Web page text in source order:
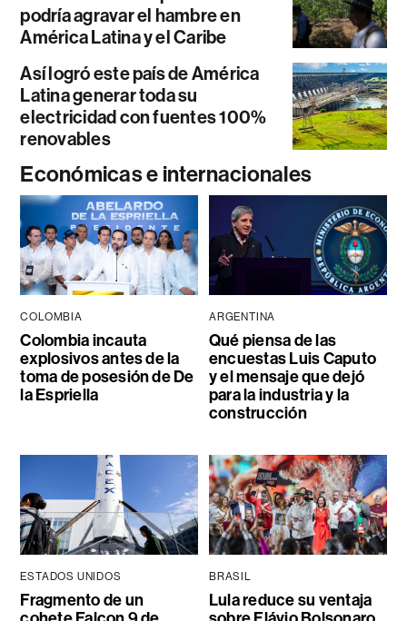
podría agravar el hambre en
América Latina y el Caribe
Así logró este país de América
Latina generar toda su
electricidad con fuentes 100%
renovables
Económicas e internacionales
COLOMBIA
Colombia incauta
explosivos antes de la
toma de posesión de De
la Espriella
ARGENTINA
Qué piensa de las
encuestas Luis Caputo
y el mensaje que dejó
para la industria y la
construcción
ESTADOS UNIDOS
Fragmento de un
BRASIL
Lula reduce su ventaja